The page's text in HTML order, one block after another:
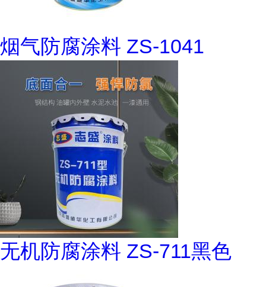
烟气防腐涂料 ZS-1041
无机防腐涂料 ZS-711黑色